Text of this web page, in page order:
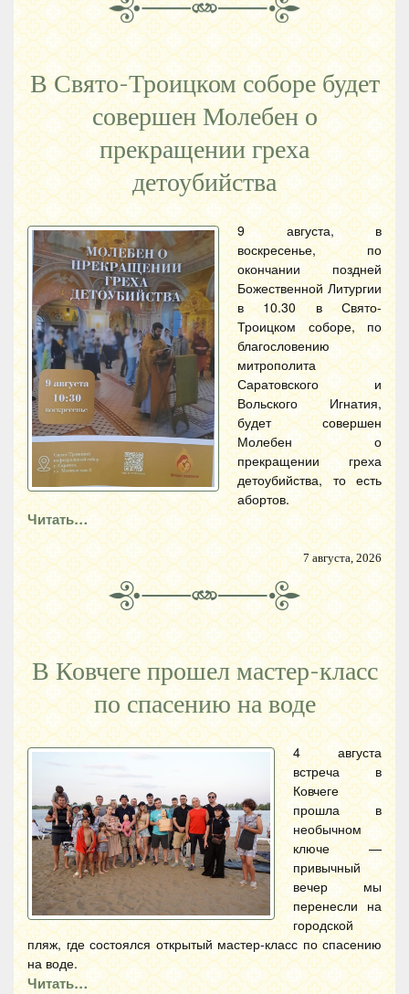
В Свято-Троицком соборе будет
совершен Молебен о
прекращении греха
детоубийства
9 августа, в
воскресенье, по
окончании поздней
Божественной Литургии
в 10.30 в Свято-
Троицком соборе, по
благословению
митрополита
Саратовского и
Вольского Игнатия,
будет совершен
Молебен о
прекращении греха
детоубийства, то есть
абортов.
Читать…
7 августа, 2026
В Ковчеге прошел мастер-класс
по спасению на воде
4 августа
встреча в
Ковчеге
прошла в
необычном
ключе —
привычный
вечер мы
перенесли на
городской
пляж, где состоялся открытый мастер-класс по спасению
на воде.
Читать…